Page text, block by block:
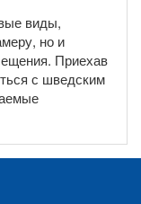
виды,
но и
Приехав
с шведским